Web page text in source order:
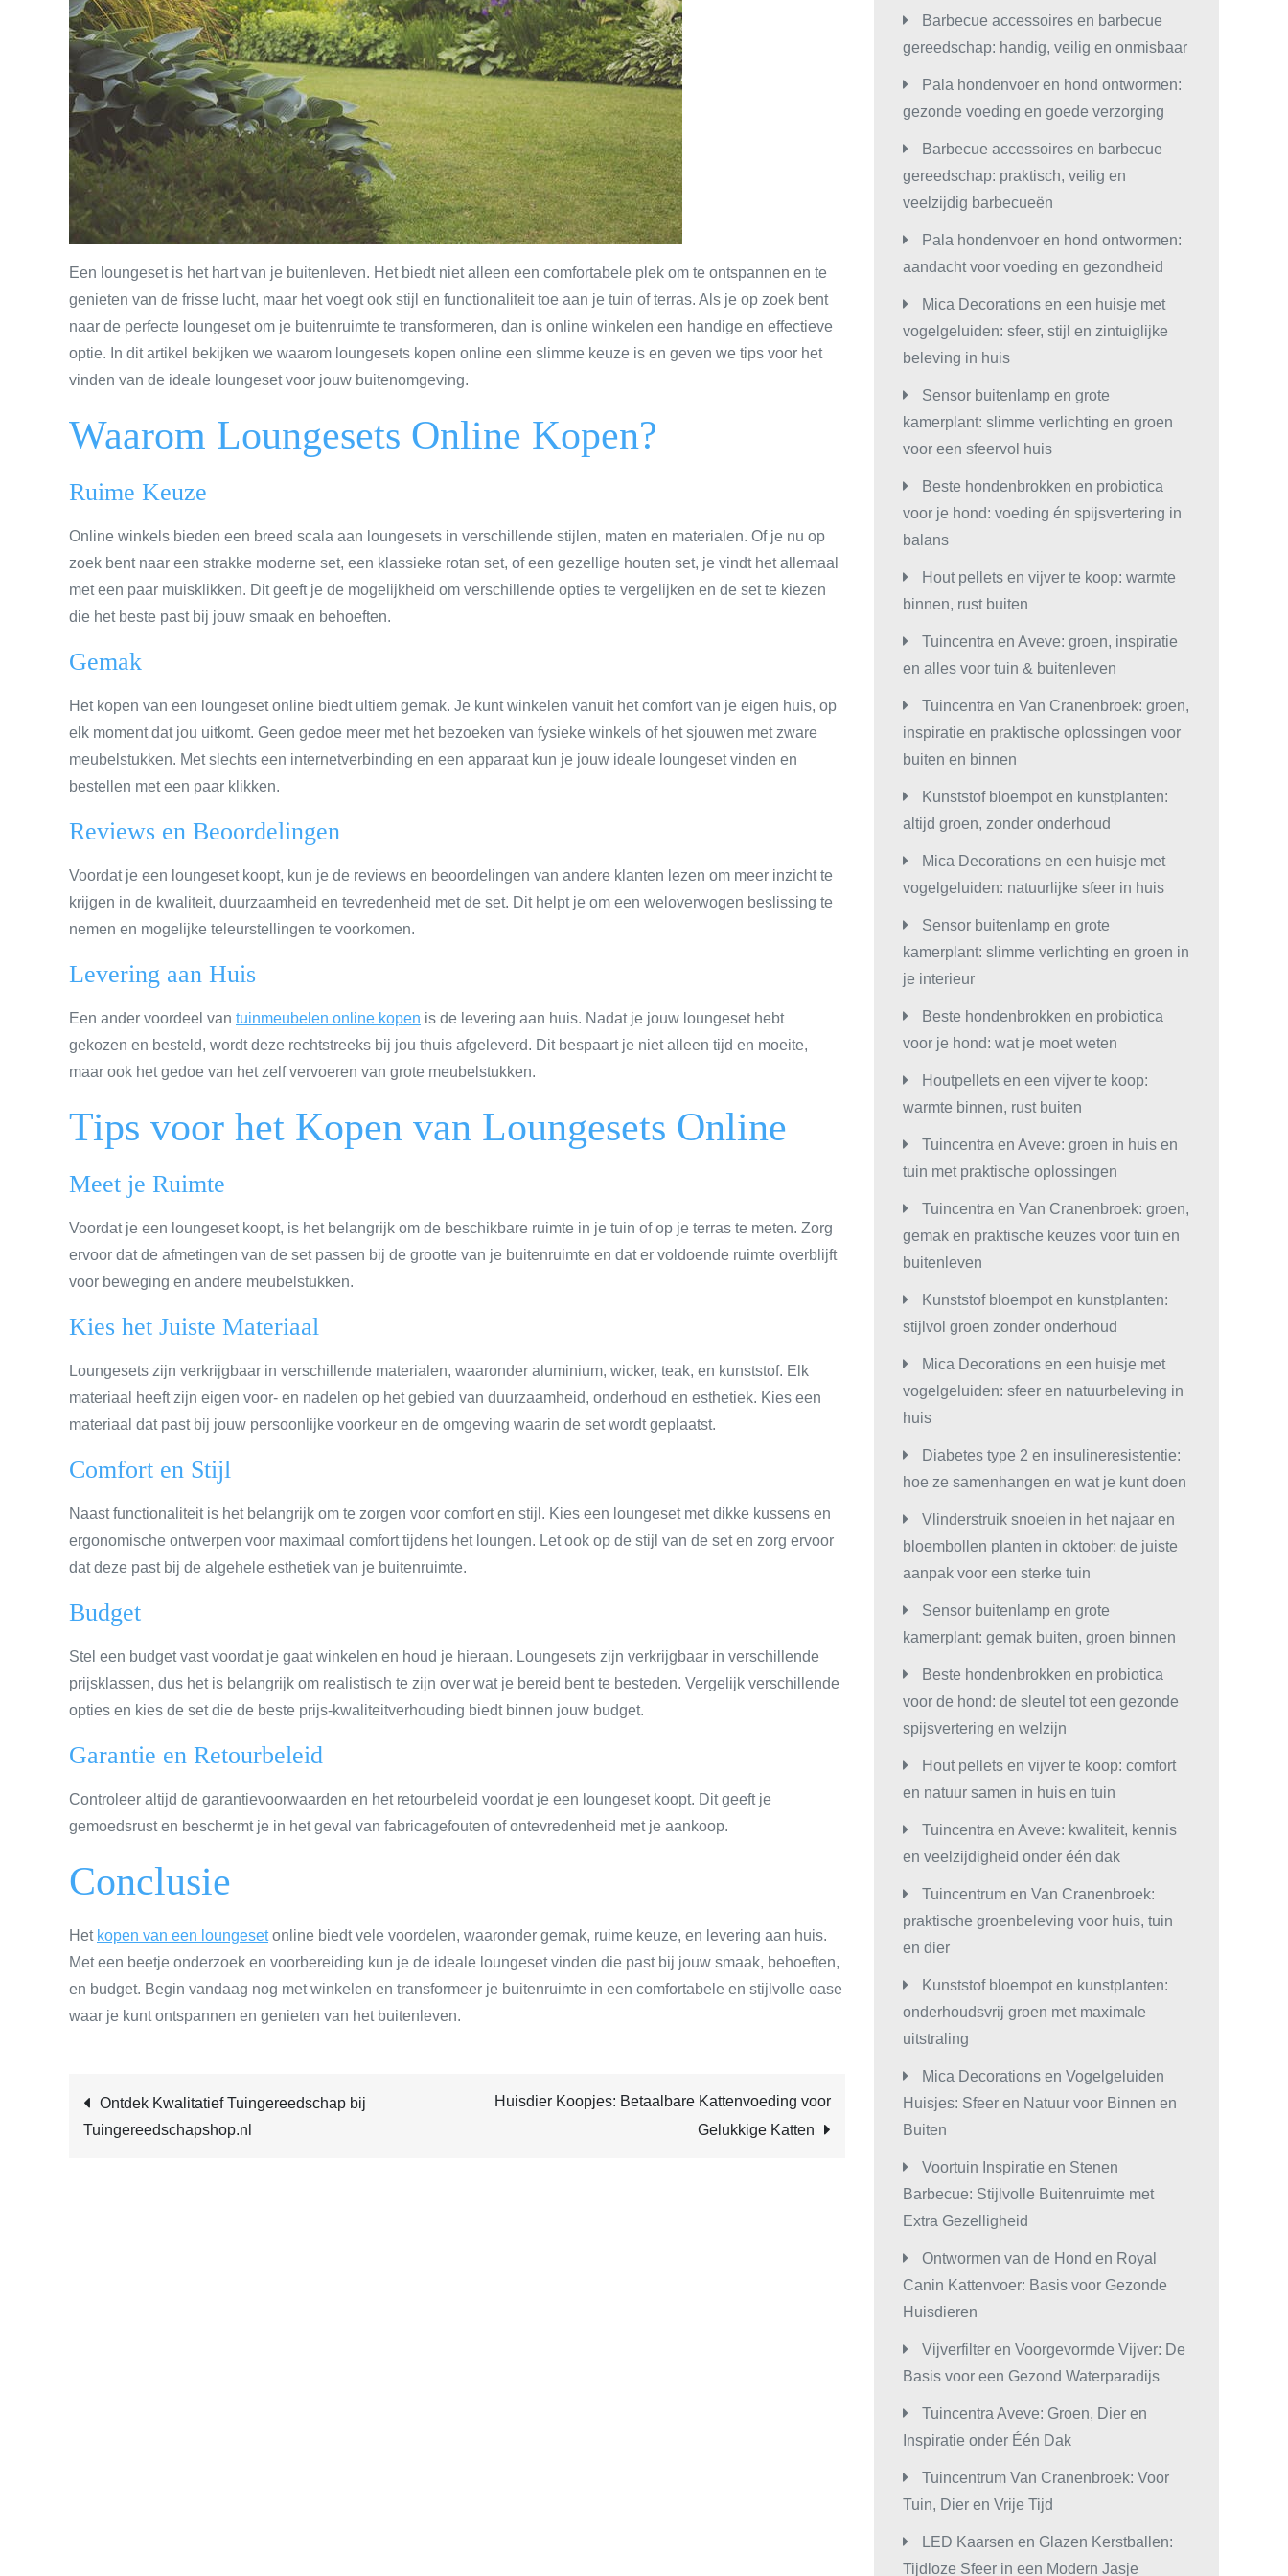
Een loungeset is het hart van je buitenleven. Het biedt niet alleen een comfortabele plek om te ontspannen en te
genieten van de frisse lucht, maar het voegt ook stijl en functionaliteit toe aan je tuin of terras. Als je op zoek bent
naar de perfecte loungeset om je buitenruimte te transformeren, dan is online winkelen een handige en effectieve
optie. In dit artikel bekijken we waarom loungesets kopen online een slimme keuze is en geven we tips voor het
vinden van de ideale loungeset voor jouw buitenomgeving.
Waarom Loungesets Online Kopen?
Ruime Keuze
Online winkels bieden een breed scala aan loungesets in verschillende stijlen, maten en materialen. Of je nu op
zoek bent naar een strakke moderne set, een klassieke rotan set, of een gezellige houten set, je vindt het allemaal
met een paar muisklikken. Dit geeft je de mogelijkheid om verschillende opties te vergelijken en de set te kiezen
die het beste past bij jouw smaak en behoeften.
Gemak
Het kopen van een loungeset online biedt ultiem gemak. Je kunt winkelen vanuit het comfort van je eigen huis, op
elk moment dat jou uitkomt. Geen gedoe meer met het bezoeken van fysieke winkels of het sjouwen met zware
meubelstukken. Met slechts een internetverbinding en een apparaat kun je jouw ideale loungeset vinden en
bestellen met een paar klikken.
Reviews en Beoordelingen
Voordat je een loungeset koopt, kun je de reviews en beoordelingen van andere klanten lezen om meer inzicht te
krijgen in de kwaliteit, duurzaamheid en tevredenheid met de set. Dit helpt je om een weloverwogen beslissing te
nemen en mogelijke teleurstellingen te voorkomen.
Levering aan Huis
Een ander voordeel van tuinmeubelen online kopen is de levering aan huis. Nadat je jouw loungeset hebt
gekozen en besteld, wordt deze rechtstreeks bij jou thuis afgeleverd. Dit bespaart je niet alleen tijd en moeite,
maar ook het gedoe van het zelf vervoeren van grote meubelstukken.
Tips voor het Kopen van Loungesets Online
Meet je Ruimte
Voordat je een loungeset koopt, is het belangrijk om de beschikbare ruimte in je tuin of op je terras te meten. Zorg
ervoor dat de afmetingen van de set passen bij de grootte van je buitenruimte en dat er voldoende ruimte overblijft
voor beweging en andere meubelstukken.
Kies het Juiste Materiaal
Loungesets zijn verkrijgbaar in verschillende materialen, waaronder aluminium, wicker, teak, en kunststof. Elk
materiaal heeft zijn eigen voor- en nadelen op het gebied van duurzaamheid, onderhoud en esthetiek. Kies een
materiaal dat past bij jouw persoonlijke voorkeur en de omgeving waarin de set wordt geplaatst.
Comfort en Stijl
Naast functionaliteit is het belangrijk om te zorgen voor comfort en stijl. Kies een loungeset met dikke kussens en
ergonomische ontwerpen voor maximaal comfort tijdens het loungen. Let ook op de stijl van de set en zorg ervoor
dat deze past bij de algehele esthetiek van je buitenruimte.
Budget
Stel een budget vast voordat je gaat winkelen en houd je hieraan. Loungesets zijn verkrijgbaar in verschillende
prijsklassen, dus het is belangrijk om realistisch te zijn over wat je bereid bent te besteden. Vergelijk verschillende
opties en kies de set die de beste prijs-kwaliteitverhouding biedt binnen jouw budget.
Garantie en Retourbeleid
Controleer altijd de garantievoorwaarden en het retourbeleid voordat je een loungeset koopt. Dit geeft je
gemoedsrust en beschermt je in het geval van fabricagefouten of ontevredenheid met je aankoop.
Conclusie
Het kopen van een loungesetonline biedt vele voordelen, waaronder gemak, ruime keuze, en levering aan huis.
Met een beetje onderzoek en voorbereiding kun je de ideale loungeset vinden die past bij jouw smaak, behoeften,
en budget. Begin vandaag nog met winkelen en transformeer je buitenruimte in een comfortabele en stijlvolle oase
waar je kunt ontspannen en genieten van het buitenleven.
Post
Ontdek Kwalitatief Tuingereedschap bij
Tuingereedschapshop.nl
Huisdier Koopjes: Betaalbare Kattenvoeding voor
Gelukkige Katten
Barbecue accessoires en barbecue
gereedschap: handig, veilig en onmisbaar
Pala hondenvoer en hond ontwormen:
gezonde voeding en goede verzorging
Barbecue accessoires en barbecue
gereedschap: praktisch, veilig en
veelzijdig barbecueën
Pala hondenvoer en hond ontwormen:
aandacht voor voeding en gezondheid
Mica Decorations en een huisje met
vogelgeluiden: sfeer, stijl en zintuiglijke
beleving in huis
Sensor buitenlamp en grote
kamerplant: slimme verlichting en groen
voor een sfeervol huis
Beste hondenbrokken en probiotica
voor je hond: voeding én spijsvertering in
balans
Hout pellets en vijver te koop: warmte
binnen, rust buiten
Tuincentra en Aveve: groen, inspiratie
en alles voor tuin & buitenleven
Tuincentra en Van Cranenbroek: groen,
inspiratie en praktische oplossingen voor
buiten en binnen
Kunststof bloempot en kunstplanten:
altijd groen, zonder onderhoud
Mica Decorations en een huisje met
vogelgeluiden: natuurlijke sfeer in huis
Sensor buitenlamp en grote
kamerplant: slimme verlichting en groen in
je interieur
Beste hondenbrokken en probiotica
voor je hond: wat je moet weten
Houtpellets en een vijver te koop:
warmte binnen, rust buiten
Tuincentra en Aveve: groen in huis en
tuin met praktische oplossingen
Tuincentra en Van Cranenbroek: groen,
gemak en praktische keuzes voor tuin en
buitenleven
Kunststof bloempot en kunstplanten:
stijlvol groen zonder onderhoud
Mica Decorations en een huisje met
vogelgeluiden: sfeer en natuurbeleving in
huis
Diabetes type 2 en insulineresistentie:
hoe ze samenhangen en wat je kunt doen
Vlinderstruik snoeien in het najaar en
bloembollen planten in oktober: de juiste
aanpak voor een sterke tuin
Sensor buitenlamp en grote
kamerplant: gemak buiten, groen binnen
Beste hondenbrokken en probiotica
voor de hond: de sleutel tot een gezonde
spijsvertering en welzijn
Hout pellets en vijver te koop: comfort
en natuur samen in huis en tuin
Tuincentra en Aveve: kwaliteit, kennis
en veelzijdigheid onder één dak
Tuincentrum en Van Cranenbroek:
praktische groenbeleving voor huis, tuin
en dier
Kunststof bloempot en kunstplanten:
onderhoudsvrij groen met maximale
uitstraling
Mica Decorations en Vogelgeluiden
Huisjes: Sfeer en Natuur voor Binnen en
Buiten
Voortuin Inspiratie en Stenen
Barbecue: Stijlvolle Buitenruimte met
Extra Gezelligheid
Ontwormen van de Hond en Royal
Canin Kattenvoer: Basis voor Gezonde
Huisdieren
Vijverfilter en Voorgevormde Vijver: De
Basis voor een Gezond Waterparadijs
Tuincentra Aveve: Groen, Dier en
Inspiratie onder Één Dak
Tuincentrum Van Cranenbroek: Voor
Tuin, Dier en Vrije Tijd
LED Kaarsen en Glazen Kerstballen:
Tijdloze Sfeer in een Modern Jasje